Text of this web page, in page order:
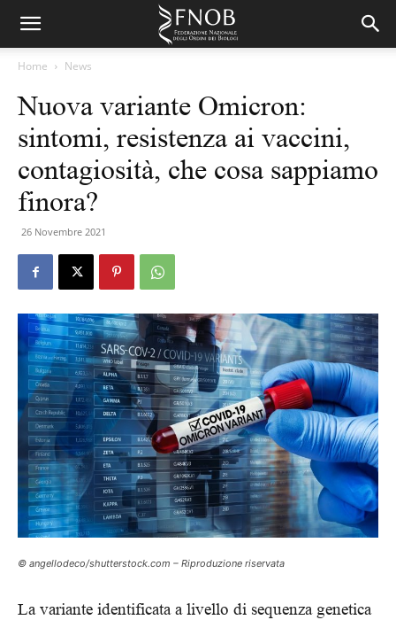
Home News
Nuova variante Omicron:
sintomi, resistenza ai vaccini,
contagiosità, che cosa sappiamo
finora?
26 Novembre 2021
© angellodeco/shutterstock.com – Riproduzione riservata
La variante identificata a livello di sequenza genetica